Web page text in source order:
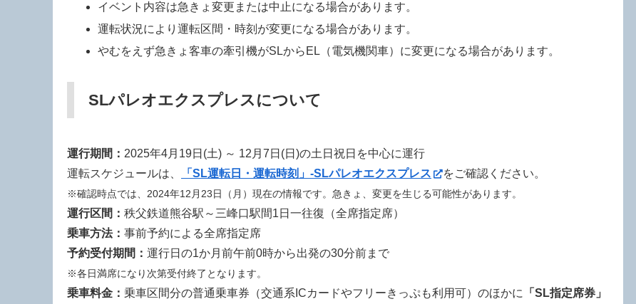
イベント内容は急きょ変更または中止になる場合があります。
運転状況により運転区間・時刻が変更になる場合があります。
やむをえず急きょ客車の牽引機がSLからEL（電気機関車）に変更になる場合があります。
SLパレオエクスプレスについて
運行期間： 2025年4月19日(土) ～ 12月7日(日)の土日祝日を中心に運行
運転スケジュールは、
「SL運転日・運転時刻」-SLパレオエクスプレス をご確認ください。
※確認時点では、2024年12月23日（月）現在の情報です。急きょ、変更を生じる可能性があります。
運行区間： 秩父鉄道熊谷駅～三峰口駅間1日一往復（全席指定席）
乗車方法： 事前予約による全席指定席
予約受付期間： 運行日の1か月前午前0時から出発の30分前まで
※各日満席になり次第受付終了となります。
乗車料金： 乗車区間分の普通乗車券（交通系ICカードやフリーきっぷも利用可）のほかに
「SL指定席券」